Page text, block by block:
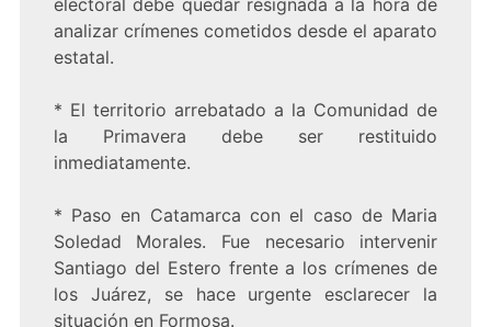
electoral debe quedar resignada a la hora de
analizar crímenes cometidos desde el aparato
estatal.
* El territorio arrebatado a la Comunidad de
la Primavera debe ser restituido
inmediatamente.
* Paso en Catamarca con el caso de Maria
Soledad Morales. Fue necesario intervenir
Santiago del Estero frente a los crímenes de
los Juárez, se hace urgente esclarecer la
situación en Formosa.